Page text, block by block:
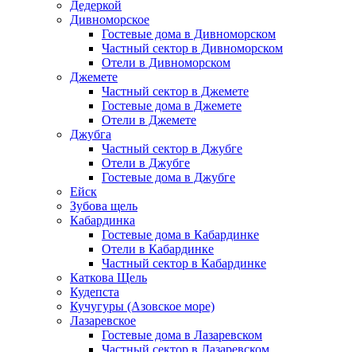
Дедеркой
Дивноморское
Гостевые дома в Дивноморском
Частный сектор в Дивноморском
Отели в Дивноморском
Джемете
Частный сектор в Джемете
Гостевые дома в Джемете
Отели в Джемете
Джубга
Частный сектор в Джубге
Отели в Джубге
Гостевые дома в Джубге
Ейск
Зубова щель
Кабардинка
Гостевые дома в Кабардинке
Отели в Кабардинке
Частный сектор в Кабардинке
Каткова Щель
Кудепста
Кучугуры (Азовское море)
Лазаревское
Гостевые дома в Лазаревском
Частный сектор в Лазаревском